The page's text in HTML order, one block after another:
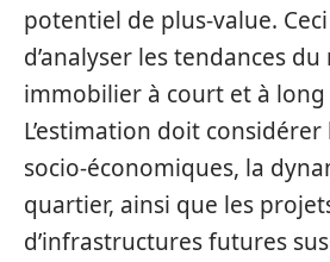
potentiel de plus-value.
d’analyser les tendances
immobilier à court et à
L’estimation doit
socio-économiques, la
quartier, ainsi que les
d’infrastructures futures